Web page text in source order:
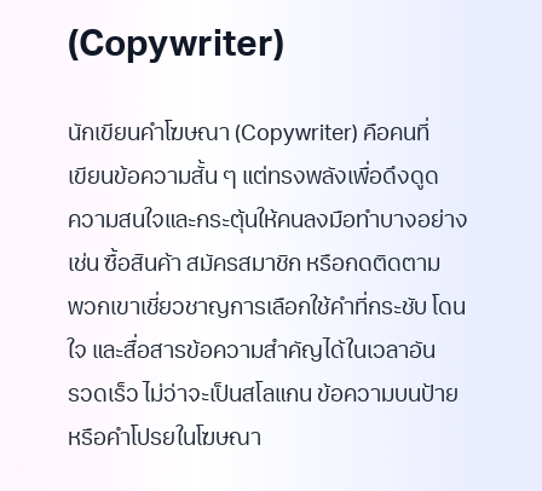
(Copywriter)
นักเขียนคำโฆษณา (Copywriter) คือคนที่
เขียนข้อความสั้น ๆ แต่ทรงพลังเพื่อดึงดูด
ความสนใจและกระตุ้นให้คนลงมือทำบางอย่าง
เช่น ซื้อสินค้า สมัครสมาชิก หรือกดติดตาม
พวกเขาเชี่ยวชาญการเลือกใช้คำที่กระชับ โดน
ใจ และสื่อสารข้อความสำคัญได้ในเวลาอัน
รวดเร็ว ไม่ว่าจะเป็นสโลแกน ข้อความบนป้าย
หรือคำโปรยในโฆษณา